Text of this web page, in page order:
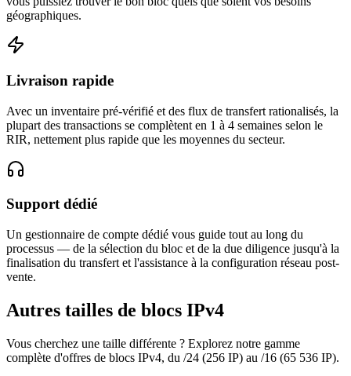
géographiques.
Livraison rapide
Avec un inventaire pré-vérifié et des flux de transfert rationalisés, la
plupart des transactions se complètent en 1 à 4 semaines selon le
RIR, nettement plus rapide que les moyennes du secteur.
Support dédié
Un gestionnaire de compte dédié vous guide tout au long du
processus — de la sélection du bloc et de la due diligence jusqu'à la
finalisation du transfert et l'assistance à la configuration réseau post-
vente.
Autres tailles de blocs IPv4
Vous cherchez une taille différente ? Explorez notre gamme
complète d'offres de blocs IPv4, du /24 (256 IP) au /16 (65 536 IP).